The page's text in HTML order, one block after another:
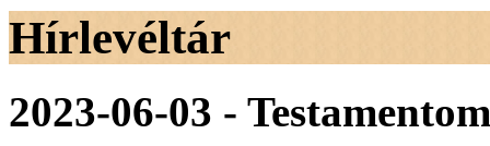
Hírlevéltár
2023-06-03 -